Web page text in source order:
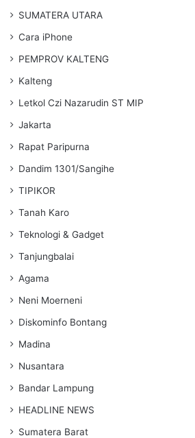
SUMATERA UTARA
Cara iPhone
PEMPROV KALTENG
Kalteng
Letkol Czi Nazarudin ST MIP
Jakarta
Rapat Paripurna
Dandim 1301/Sangihe
TIPIKOR
Tanah Karo
Teknologi & Gadget
Tanjungbalai
Agama
Neni Moerneni
Diskominfo Bontang
Madina
Nusantara
Bandar Lampung
HEADLINE NEWS
Sumatera Barat